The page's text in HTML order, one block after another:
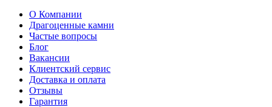
О Компании
Драгоценные камни
Частые вопросы
Блог
Вакансии
Клиентский сервис
Доставка и оплата
Отзывы
Гарантия